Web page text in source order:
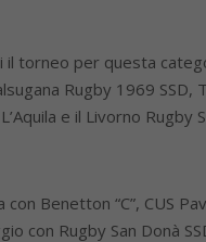
torneo per questa
Rugby 1969 SSD,
e il Livorno Rugby
Benetton “C”, CUS
con Rugby San Donà